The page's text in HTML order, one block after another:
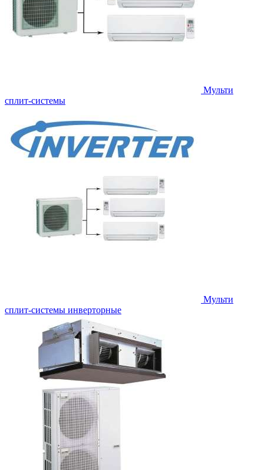
Мульти
сплит-системы
Мульти
сплит-системы инверторные